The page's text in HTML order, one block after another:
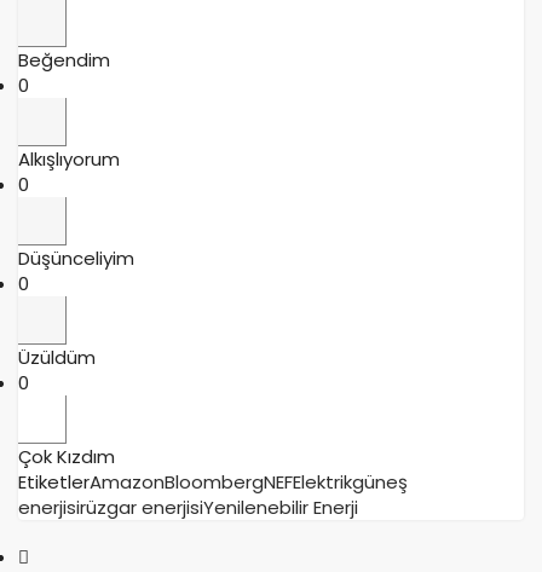
Beğendim
0
Alkışlıyorum
0
Düşünceliyim
0
Üzüldüm
0
Çok Kızdım
EtiketlerAmazonBloombergNEFElektrikgüneş
enerjisirüzgar enerjisiYenilenebilir Enerji